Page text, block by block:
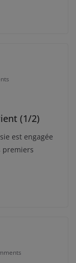
(1/2)
est engagée
premiers